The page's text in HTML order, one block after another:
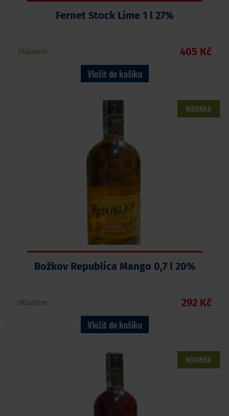
Fernet Stock Lime 1 l 27%
Skladem 405 Kč
Vložit do košíku
Božkov Republica Mango 0,7 l 20%
Skladem 292 Kč
Vložit do košíku
NOVINKA
NOVINKA